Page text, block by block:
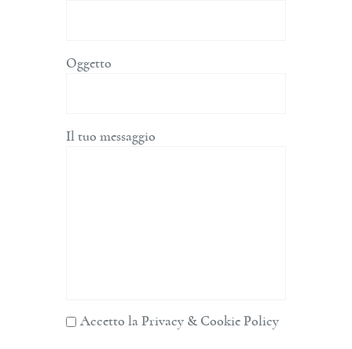
Oggetto
Il tuo messaggio
Accetto la Privacy & Cookie Policy